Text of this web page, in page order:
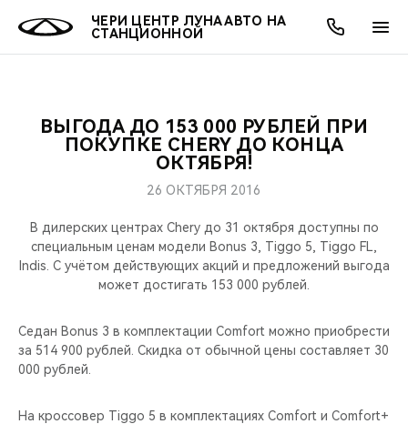
ЧЕРИ ЦЕНТР ЛУНА АВТО НА
СТАНЦИОННОЙ
МОДЕЛИ
КРОССОВЕРЫ
НОВИНКИ
ПОКУПАТЕЛЯМ
КРЕДИТ И СТРАХОВАНИЕ
ВЛАДЕЛЬЦАМ
ЗАПЧАСТИ И АКСЕССУАРЫ
ПОДДЕРЖКА
МИР CHERY
О БРЕНДЕ
CHERY В СОЦСЕТЯХ
БЛАГОТВОРИТЕЛЬНОСТЬ
CHERY REMOTE
АКЦИИ
ОНЛАЙН СЕРВИСЫ
КРЕДИТ
О КОМПАНИИ
МЫ В СОЦСЕТЯХ
ВЫГОДА ДО 153 000 РУБЛЕЙ ПРИ
ПОКУПКЕ CHERY ДО КОНЦА
ОКТЯБРЯ!
26 ОКТЯБРЯ 2016
В дилерских центрах Chery до 31 октября доступны по
специальным ценам модели Bonus 3, Tiggo 5, Tiggo FL,
Indis. C учётом действующих акций и предложений выгода
может достигать 153 000 рублей.
Седан Bonus 3 в комплектации Comfort можно приобрести
за 514 900 рублей. Скидка от обычной цены составляет 30
000 рублей.
На кроссовер Tiggo 5 в комплектациях Comfort и Comfort+